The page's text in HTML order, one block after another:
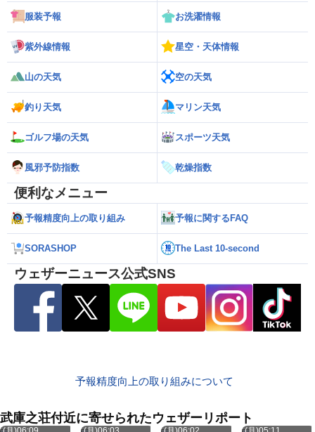
服装予報 お洗濯情報
紫外線情報 星空・天体情報
山の天気 空の天気
釣り天気 マリン天気
ゴルフ場の天気 スポーツ天気
風邪予防指数 乾燥指数
便利なメニュー
予報精度向上の取り組み 予報に関するFAQ
SORASHOP The Last 10-second
ウェザーニュース公式SNS
予報精度向上の取り組みについて
武庫之荘付近に寄せられたウェザーリポート
8月10日
8月10日
8月10日
8月10日